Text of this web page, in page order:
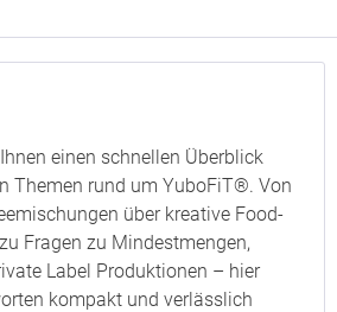
einen schnellen Überblick
Themen rund um YuboFiT®. Von
über kreative Food-
Fragen zu Mindestmengen,
Label Produktionen – hier
kompakt und verlässlich